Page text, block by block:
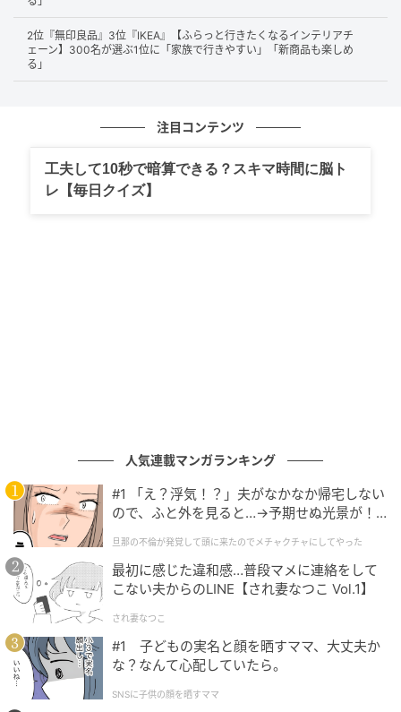
第2位：ブロンコビリー（45票）
炭焼きのハンバーグやステーキは「肉肉しい」との声
が目立ちます。サラダバーの充実っぷりも人気で、ラ
ンチ・ディナータイムにはサラダやコーヒーゼリーや
サラダバーも充実しており、バランスよく食べれるのが嬉しい
です。お肉も肉肉しいので食べ応えがあります。（37歳/女
性）
炭焼きのハンバーグは非常に肉肉しくて食べ応えがあり、何よ
り新鮮な野菜が並ぶサラダバーが充実しているからです。大か
まどで炊かれた美味しいご飯もお代わりしたくなるほど質が高
く、お腹いっぱい食べたい時に最適なお店だからです。（46
2位『無印良品』3位『IKEA』【ふらっと行きたくなるインテリアチ
ェーン】300名が選ぶ1位に「家族で行きやすい」「新商品も楽しめ
る」
注目コンテンツ
工夫して10秒で暗算できる？スキマ時間に脳ト
レ【毎日クイズ】
人気連載マンガランキング
#1 「え？浮気！？」夫がなかなか帰宅しない
ので、ふと外を見ると…→予期せぬ光景が！
クチャにしてやった
旦那の不倫が発覚して頭に来たのでメチャクチャにしてやった
最初に感じた違和感…普段マメに連絡をして
こない夫からのLINE【され妻なつこ Vol.1】
され妻なつこ
#1 子どもの実名と顔を晒すママ、大丈夫か
な？なんて心配していたら。
SNSに子供の顔を晒すママ